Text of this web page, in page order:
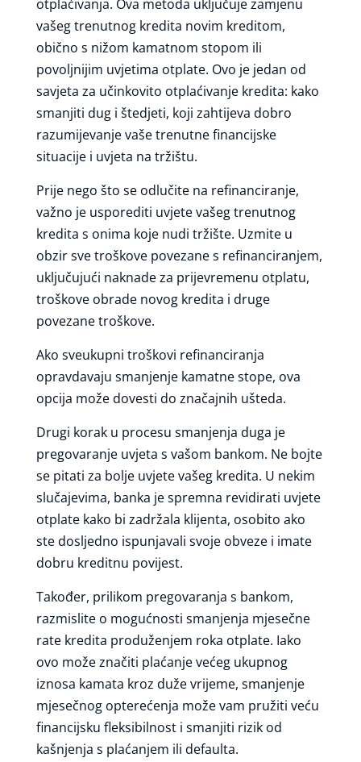
otplaćivanja. Ova metoda uključuje zamjenu
vašeg trenutnog kredita novim kreditom,
obično s nižom kamatnom stopom ili
povoljnijim uvjetima otplate. Ovo je jedan od
savjeta za učinkovito otplaćivanje kredita: kako
smanjiti dug i štedjeti, koji zahtijeva dobro
razumijevanje vaše trenutne financijske
situacije i uvjeta na tržištu.
Prije nego što se odlučite na refinanciranje,
važno je usporediti uvjete vašeg trenutnog
kredita s onima koje nudi tržište. Uzmite u
obzir sve troškove povezane s refinanciranjem,
uključujući naknade za prijevremenu otplatu,
troškove obrade novog kredita i druge
povezane troškove.
Ako sveukupni troškovi refinanciranja
opravdavaju smanjenje kamatne stope, ova
opcija može dovesti do značajnih ušteda.
Drugi korak u procesu smanjenja duga je
pregovaranje uvjeta s vašom bankom. Ne bojte
se pitati za bolje uvjete vašeg kredita. U nekim
slučajevima, banka je spremna revidirati uvjete
otplate kako bi zadržala klijenta, osobito ako
ste dosljedno ispunjavali svoje obveze i imate
dobru kreditnu povijest.
Također, prilikom pregovaranja s bankom,
razmislite o mogućnosti smanjenja mjesečne
rate kredita produženjem roka otplate. Iako
ovo može značiti plaćanje većeg ukupnog
iznosa kamata kroz duže vrijeme, smanjenje
mjesečnog opterećenja može vam pružiti veću
financijsku fleksibilnost i smanjiti rizik od
kašnjenja s plaćanjem ili defaulta.